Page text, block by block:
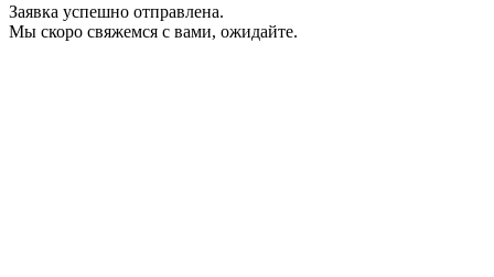
Заявка успешно отправлена.
Мы скоро свяжемся с вами, ожидайте.